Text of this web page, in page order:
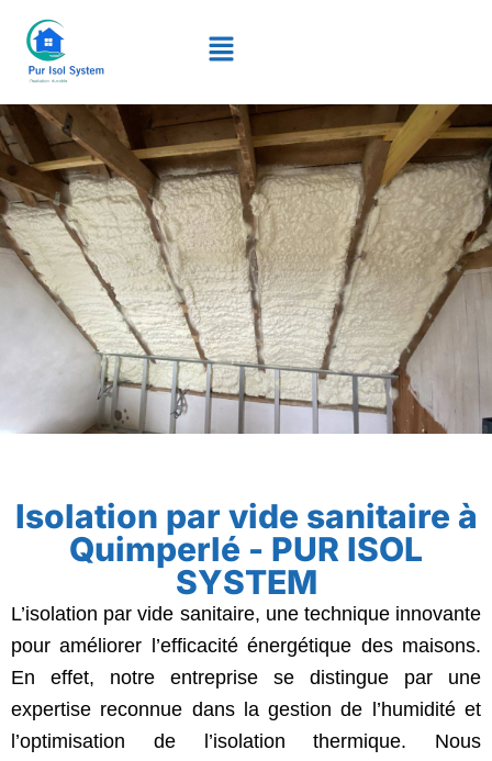
Isolation par vide sanitaire à
Quimperlé - PUR ISOL
SYSTEM
L’isolation par vide sanitaire, une technique innovante
pour améliorer l’efficacité énergétique des maisons.
En effet, notre entreprise se distingue par une
expertise reconnue dans la gestion de l’humidité et
l’optimisation de l’isolation thermique. Nous